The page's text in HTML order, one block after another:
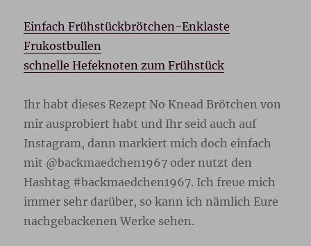
Einfach Frühstückbrötchen-Enklaste
Frukostbullen
schnelle Hefeknoten zum Frühstück
Ihr habt dieses Rezept No Knead Brötchen von
mir ausprobiert habt und Ihr seid auch auf
Instagram, dann markiert mich doch einfach
mit @backmaedchen1967 oder nutzt den
Hashtag #backmaedchen1967. Ich freue mich
immer sehr darüber, so kann ich nämlich Eure
nachgebackenen Werke sehen.